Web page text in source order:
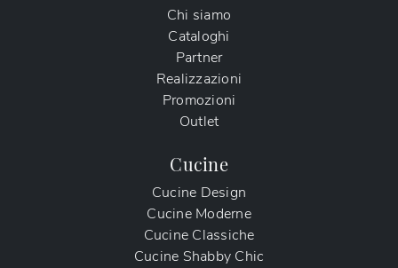
Chi siamo
Cataloghi
Partner
Realizzazioni
Promozioni
Outlet
Cucine
Cucine Design
Cucine Moderne
Cucine Classiche
Cucine Shabby Chic